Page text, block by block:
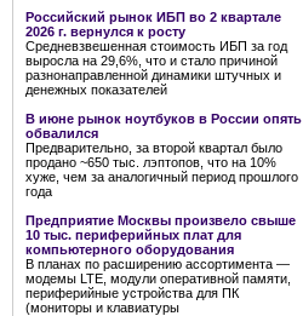
Российский рынок ИБП во 2 квартале
2026 г. вернулся к росту
Средневзвешенная стоимость ИБП за год
выросла на 29,6%, что и стало причиной
разнонаправленной динамики штучных и
денежных показателей
В июне рынок ноутбуков в России опять
обвалился
Предварительно, за второй квартал было
продано ~650 тыс. лэптопов, что на 10%
хуже, чем за аналогичный период прошлого
года
Предприятие Москвы произвело свыше
10 тыс. периферийных плат для
компьютерного оборудования
В планах по расширению ассортимента —
модемы LTE, модули оперативной памяти,
периферийные устройства для ПК
(мониторы и клавиатуры